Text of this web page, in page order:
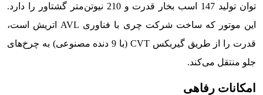
توان تولید 147 اسب بخار قدرت و 210 نیوتن‌متر گشتاور را دارد.
این موتور که ساخت شرکت چری با فناوری AVL اتریش است،
قدرت را از طریق گیربکس CVT (با 9 دنده مصنوعی) به چرخ‌های
جلو منتقل می‌کند.
امکانات رفاهی